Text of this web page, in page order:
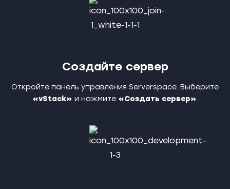
Создайте сервер
Откройте панель управления Serverspace. Выберите
«vStack» и нажмите «Создать сервер».